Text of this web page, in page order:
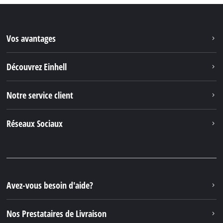
Vos avantages
Découvrez Einhell
Notre service client
Réseaux Sociaux
Avez-vous besoin d'aide?
Nos Prestataires de Livraison